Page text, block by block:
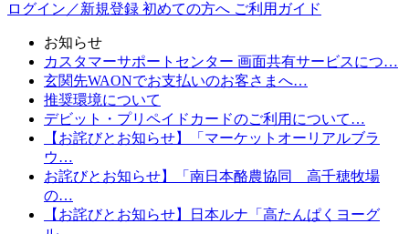
ログイン／新規登録 初めての方へ ご利用ガイド
お知らせ
カスタマーサポートセンター 画面共有サービスにつ…
玄関先WAONでお支払いのお客さまへ…
推奨環境について
デビット・プリペイドカードのご利用について…
【お詫びとお知らせ】「マーケットオーリアルブラ
ウ…
お詫びとお知らせ】「南日本酪農協同 高千穂牧場
の…
【お詫びとお知らせ】日本ルナ「高たんぱくヨーグ